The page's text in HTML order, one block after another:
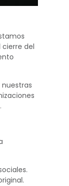
del